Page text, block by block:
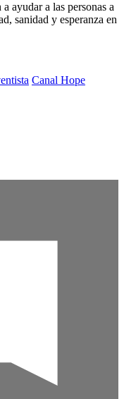
ayudar a las personas a
sanidad y esperanza en
Canal Hope